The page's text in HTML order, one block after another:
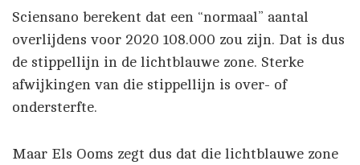
Sciensano berekent dat een “normaal” aantal
overlijdens voor 2020 108.000 zou zijn. Dat is dus
de stippellijn in de lichtblauwe zone. Sterke
afwijkingen van die stippellijn is over- of
ondersterfte.
Maar Els Ooms zegt dus dat die lichtblauwe zone